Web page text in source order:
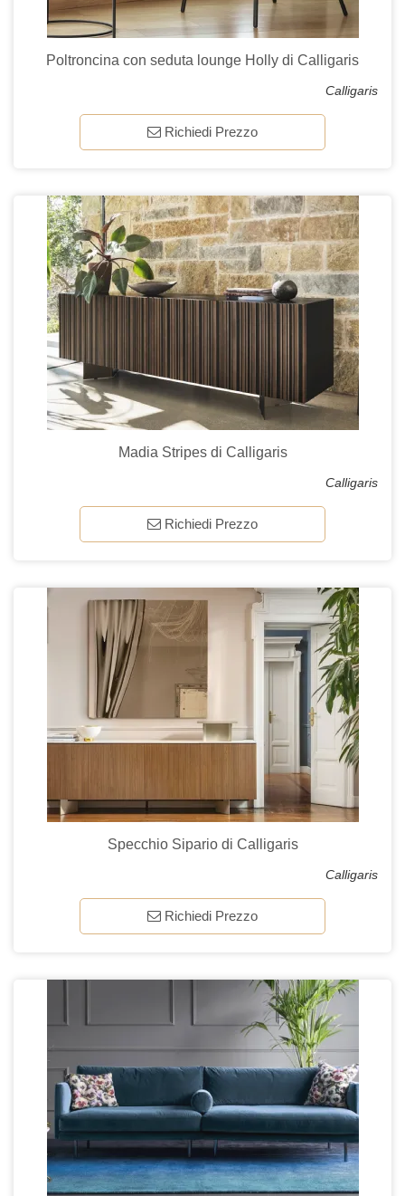
Poltroncina con seduta lounge Holly di Calligaris
Calligaris
Richiedi Prezzo
Madia Stripes di Calligaris
Calligaris
Richiedi Prezzo
Specchio Sipario di Calligaris
Calligaris
Richiedi Prezzo